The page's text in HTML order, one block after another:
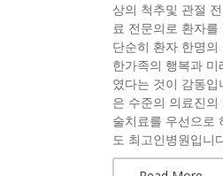
상의 척추및 관절
료 전문의로 환자
단순히 환자 한명
한가족의 행복과
였다는 것이 감동
은 수준의 의료진
술치료를 우선으로
도 최고인병원입니